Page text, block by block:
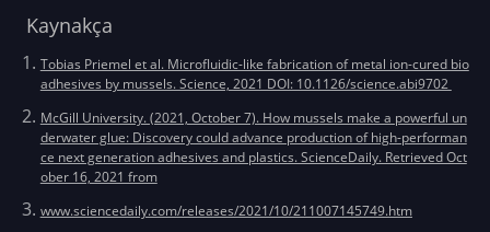
Kaynakça
Tobias Priemel et al. Microfluidic-like fabrication of metal ion-cured bio
adhesives by mussels. Science, 2021 DOI: 10.1126/science.abi9702
McGill University. (2021, October 7). How mussels make a powerful un
derwater glue: Discovery could advance production of high-performan
ce next generation adhesives and plastics. ScienceDaily. Retrieved Oct
ober 16, 2021 from
www.sciencedaily.com/releases/2021/10/211007145749.htm